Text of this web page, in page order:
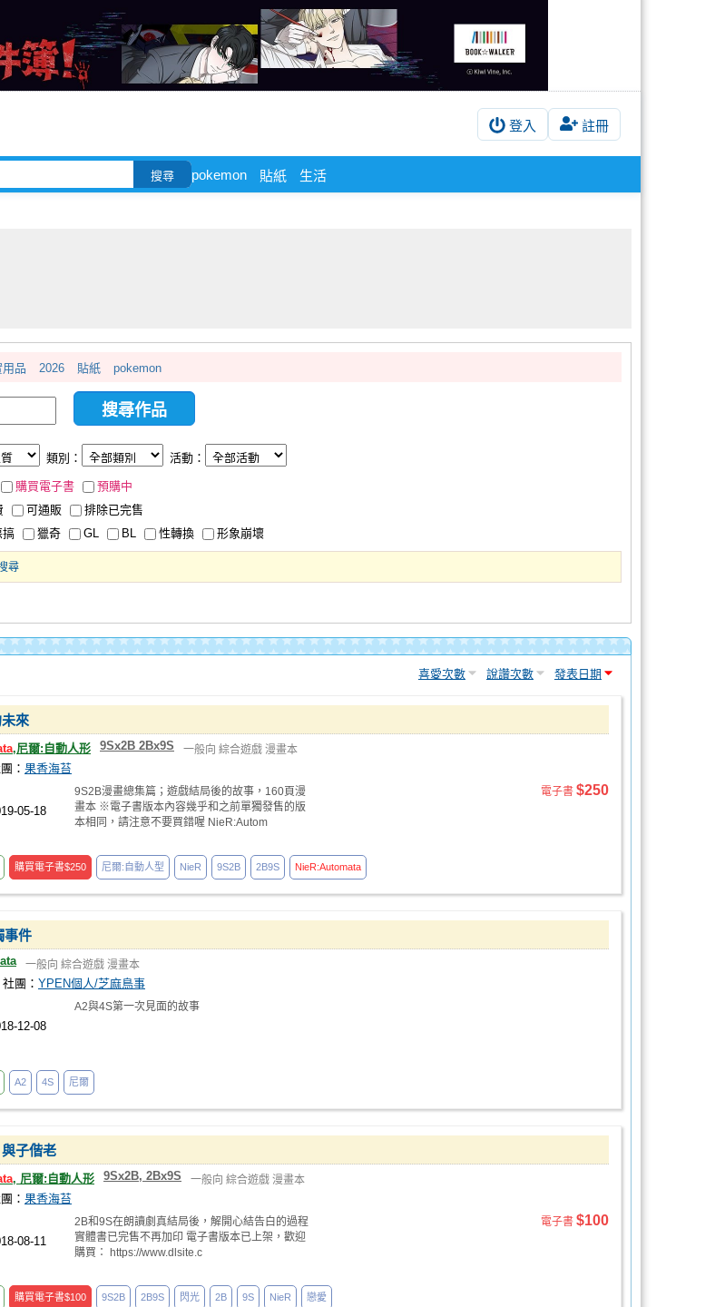
登入 註冊
搜尋 pokemon 貼紙 生活
用品 2026 貼紙 pokemon
類別： 活動：
購買電子書
預購中
可通販
排除已完售
搞 獵奇 GL BL 性轉換 形象崩壞
尋
喜愛次數 說讚次數 發表日期
來
,尼爾:自動人形 9Sx2B 2Bx9S 一般向 綜合遊戲 漫畫本
： 果香海苔
05-18
9S2B漫畫總集篇；遊戲結局後的故事，160頁漫
畫本 ※電子書版本內容幾乎和之前單獨發售的版
本相同，請注意不要買錯喔 NieR:Autom
電子書 $250
購買電子書$250 尼爾:自動人型 NieR 9S2B 2B9S NieR:Automata
事件
一般向 綜合遊戲 漫畫本
社團： YPEN個人/芝麻鳥事
12-08
A2與4S第一次見面的故事
A2 4S 尼爾
子偕老
, 尼爾:自動人形 9Sx2B, 2Bx9S 一般向 綜合遊戲 漫畫本
： 果香海苔
08-11
2B和9S在朗讀劇真結局後，解開心結告白的過程
實體書已完售不再加印 電子書版本已上架，歡迎
購買： https://www.dlsite.c
電子書 $100
購買電子書$100 9S2B 2B9S 閃光 2B 9S NieR 戀愛